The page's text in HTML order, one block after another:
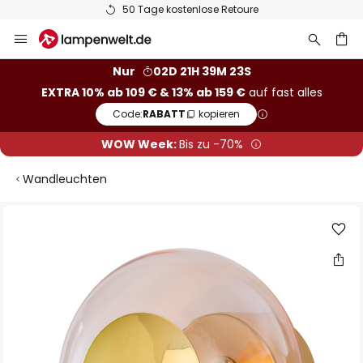
50 Tage kostenlose Retoure
Inhalt
Nur
02D 21H 39M 22S
EXTRA 10% ab 109 € & 13% ab 159 €auf fast alles
Code:RABATT kopieren
WOW Week:Bis zu -70%
Wandleuchten